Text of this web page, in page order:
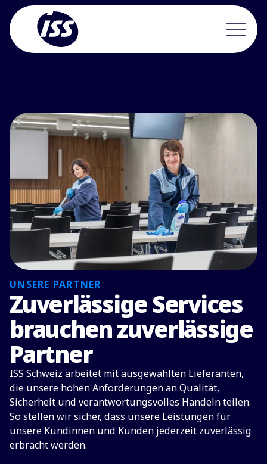
UNSERE PARTNER
Zuverlässige Services
brauchen zuverlässige
Partner
ISS Schweiz arbeitet mit ausgewählten Lieferanten,
die unsere hohen Anforderungen an Qualität,
Sicherheit und verantwortungsvolles Handeln teilen.
So stellen wir sicher, dass unsere Leistungen für
unsere Kundinnen und Kunden jederzeit zuverlässig
erbracht werden.